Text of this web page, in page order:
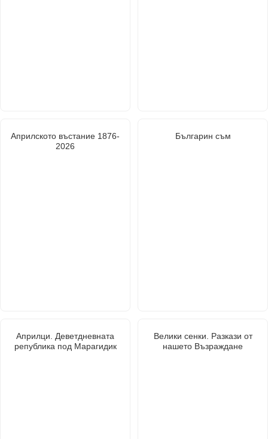
Априлското въстание 1876-
2026
Българин съм
Априлци. Деветдневната
република под Марагидик
Велики сенки. Разкази от
нашето Възраждане